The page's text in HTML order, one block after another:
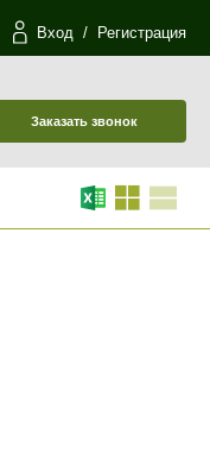
Вход / Регистрация
Заказать звонок